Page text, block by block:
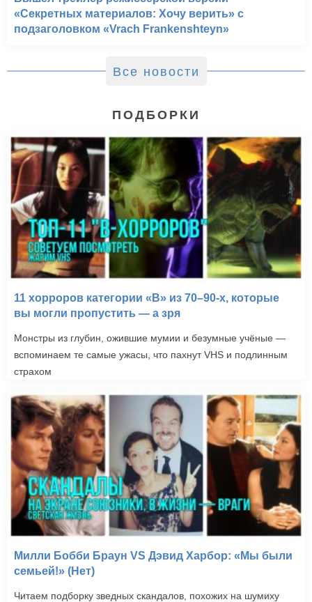
«Секретных материалов: Хочу верить» с
подзаголовком «Vrach Frankenshteyn»
Все новости
ПОДБОРКИ
11 хорроров категории «B» из 70–90-х, которые
вы могли пропустить — а зря
Монстры из глубин, ожившие мумии и безумные учёные —
вспоминаем те самые ужасы, что пахнут VHS и подлинным
страхом
Милли Бобби Браун VS Дэвид Харбор: «Мы были
семьей!» (Нет)
Читаем подборку зведных скандалов, похожих на шумиху